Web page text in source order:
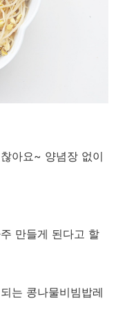
아요~ 양념장 없이
만들게 된다고 할
는 콩나물비빔밥레